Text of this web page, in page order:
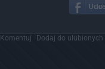
Komentuj Dodaj do ulubionych